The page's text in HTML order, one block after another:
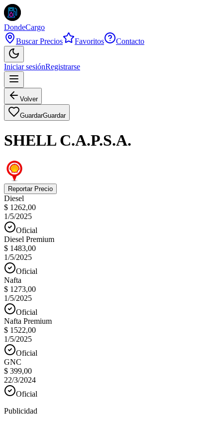
DondeCargo
Buscar Precios
Favoritos Contacto
Iniciar sesiónRegistrarse
Volver
GuardarGuardar
SHELL C.A.P.S.A.
Reportar Precio
Diesel
$ 1262,00
1/5/2025
Oficial
Diesel Premium
$ 1483,00
1/5/2025
Oficial
Nafta
$ 1273,00
1/5/2025
Oficial
Nafta Premium
$ 1522,00
1/5/2025
Oficial
GNC
$ 399,00
22/3/2024
Oficial
Publicidad